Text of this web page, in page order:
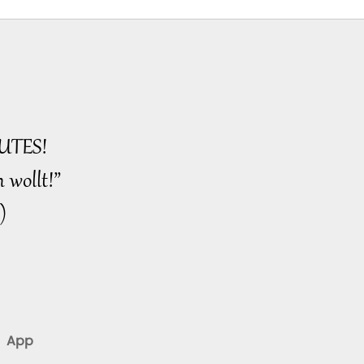
Prophezeiung von Edgar
wollt!”
App